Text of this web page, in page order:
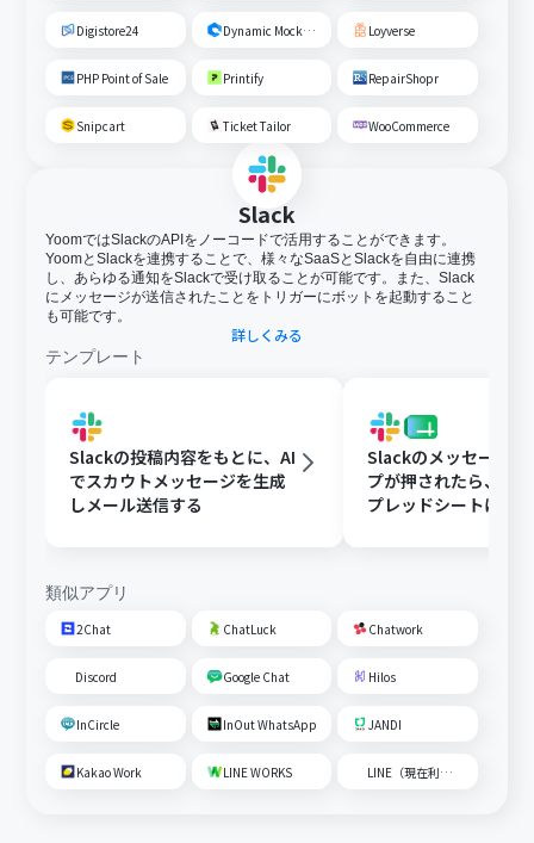
Digistore24 Dynamic Mockups Loyverse
PHP Point of Sale Printify RepairShopr
Snipcart Ticket Tailor WooCommerce
Slack
YoomではSlackのAPIをノーコードで活用することができます。
YoomとSlackを連携することで、様々なSaaSとSlackを自由に連携
し、あらゆる通知をSlackで受け取ることが可能です。また、Slack
にメッセージが送信されたことをトリガーにボットを起動すること
も可能です。
詳しくみる
テンプレート
Slackの投稿内容をもとに、AI
でスカウトメッセージを生成
しメール送信する
Slackのメッセージに
プが押されたら、
プレッドシートにメ
類似アプリ
2Chat ChatLuck Chatwork
Discord Google Chat Hilos
InCircle InOut WhatsApp JANDI
Kakao Work LINE WORKS LINE（現在利用不可）